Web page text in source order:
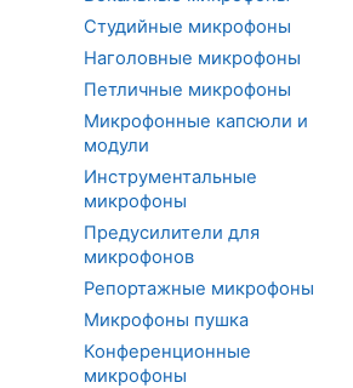
Студийные микрофоны
Наголовные микрофоны
Петличные микрофоны
Микрофонные капсюли и
модули
Инструментальные
микрофоны
Предусилители для
микрофонов
Репортажные микрофоны
Микрофоны пушка
Конференционные
микрофоны